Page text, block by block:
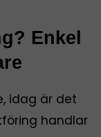
Enkel
idag är det
handlar